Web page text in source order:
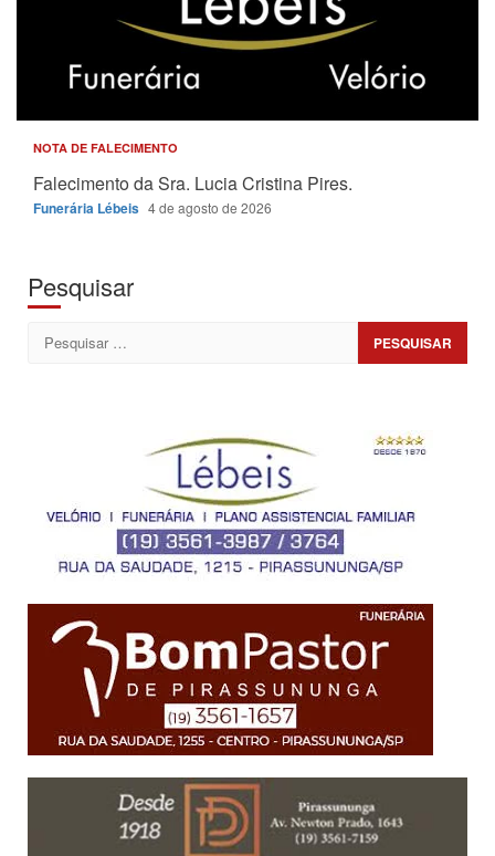
NOTA DE FALECIMENTO
Falecimento da Sra. Lucia Cristina Pires.
Funerária Lébeis 4 de agosto de 2026
Pesquisar
Pesquisar